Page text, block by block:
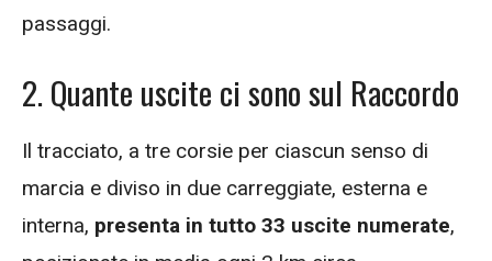
passaggi.
2. Quante uscite ci sono sul Raccordo
Il tracciato, a tre corsie per ciascun senso di
marcia e diviso in due carreggiate, esterna e
interna, presenta in tutto 33 uscite numerate,